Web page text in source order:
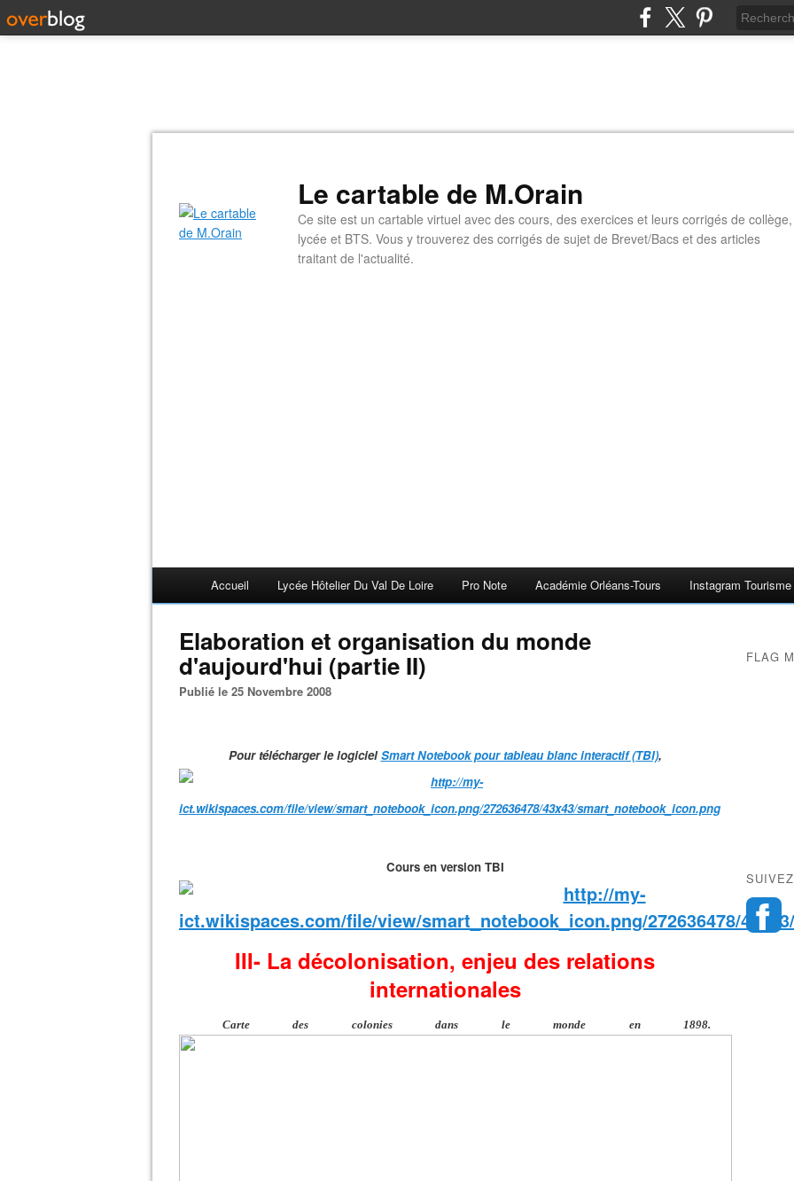
Le cartable de M.Orain
Ce site est un cartable virtuel avec des cours, des exercices et leurs corrigés de collège,
lycée et BTS. Vous y trouverez des corrigés de sujet de Brevet/Bacs et des articles
traitant de l'actualité.
Accueil Lycée Hôtelier Du Val De Loire Pro Note Académie Orléans-Tours Instagram
Elaboration et organisation du monde
d'aujourd'hui (partie II)
Publié le 25 Novembre 2008
Pour télécharger le logicielSmart Notebook pour tableau blanc interactif (TBI),
Cours en version TBI
III- La décolonisation, enjeu des relations
internationales
Carte des colonies dans le monde en 1898.
FLAG